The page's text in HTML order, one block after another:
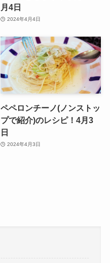
月4日
2024年4月4日
ペペロンチーノ(ノンストッ
プで紹介)のレシピ！4月3
日
2024年4月3日